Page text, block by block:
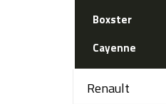
Boxster
Cayenne
Renault